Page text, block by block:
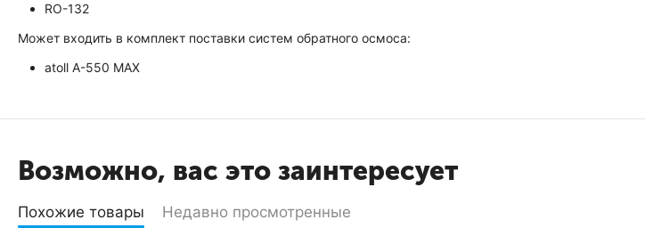
RO-132
Может входить в комплект поставки систем обратного осмоса:
atoll A-550 MAX
Возможно, вас это заинтересует
Похожие товары Недавно просмотренные